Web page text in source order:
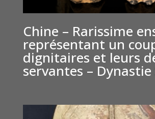
Chine – Rarissime
représentant un
dignitaires et leurs
servantes – Dynastie